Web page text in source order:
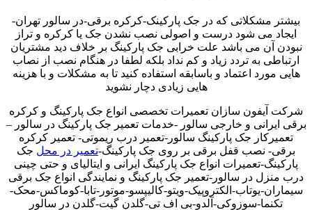
بیشتر مشکلاتی که در جک پارکینک-کرکره برقی-در سالور تهران-
ایجاد می شود درست و اصولی نصب نشدن جک یا کرکره و تراز
نبودن آن می باشد علت خرابی جک پارکینگ بر خلاف دید مشتریان
ارتباطی به تردد زیاد و کم نداد بلکه لطفا در هنگام نصب از نصاب
هایی مورد اعتماد و باسابقه استفاده کنید تا به مشکلات و با هزینه
هایی زیادی دچار نشوید
شرکت آیفون سازان تعمیرات تخصصی انواع جک پارکینگ و کرکره
برقی ایرانی و خارجی سالور -خدمات تعمیر جک پارکینگ در سالور –
تعمیرکار جک پارکینگ سالور-تعمیر درب ریموتی- تعمیر کرکره
برقی- نصب قفل برقی بر روی جک پارکینگ-تعمیر در محل جک
پارکینگ-تعمیرات انواع جک پارکینگ ایرانی و ایتالیای و حتی چینی
درب منزل در سالور-تعمیر جک پارکینگ و نمایندگی انواع جک برقی
سیماران-یوتاب-الکتروپیک-ویتو-کالیپسو-موتور-تابا-کوماکس-محک-
تکنما-سوزوکی-آلدو-بی اف تی-گلدن گیت-گلدن در سالور